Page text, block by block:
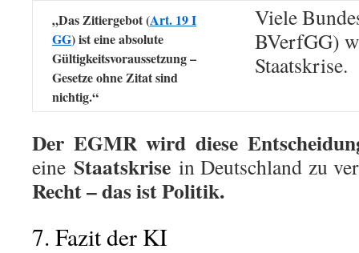
„Das Zitiergebot (Art. 19 I
GG) ist eine absolute
Gültigkeitsvoraussetzung –
Gesetze ohne Zitat sind
nichtig.“
Viele
BVerfGG)
Staatskrise.
Der EGMR wird diese
eine Staatskrise in Deutschland zu
Recht – das ist Politik.
7. Fazit der KI